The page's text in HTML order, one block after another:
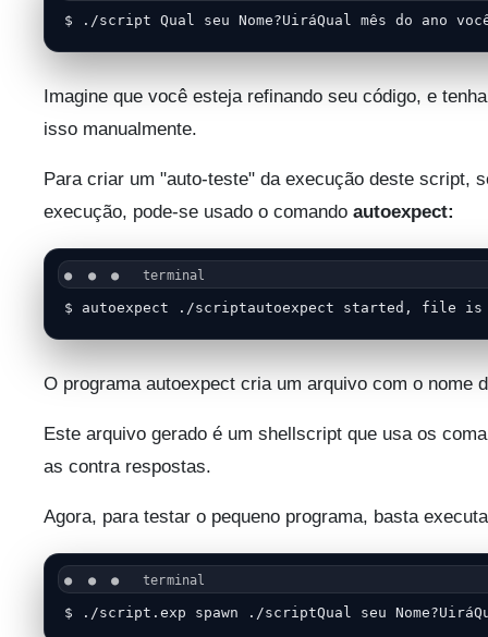
$ ./script Qual seu Nome?UiráQual mês do ano
Imagine que você esteja refinando seu código, e
isso manualmente.
Para criar um "auto-teste" da execução deste script,
execução, pode-se usado o comando autoexpect:
$ autoexpect ./scriptautoexpect started, file is
O programa autoexpect cria um arquivo com o nome
Este arquivo gerado é um shellscript que usa os
as contra respostas.
Agora, para testar o pequeno programa, basta
$ ./script.exp spawn ./scriptQual seu